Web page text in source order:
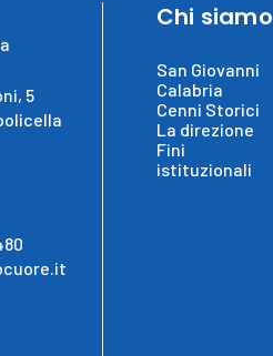
5
Chi siamo
San Giovanni
Calabria
Cenni Storici
La direzione
Fini
istituzionali